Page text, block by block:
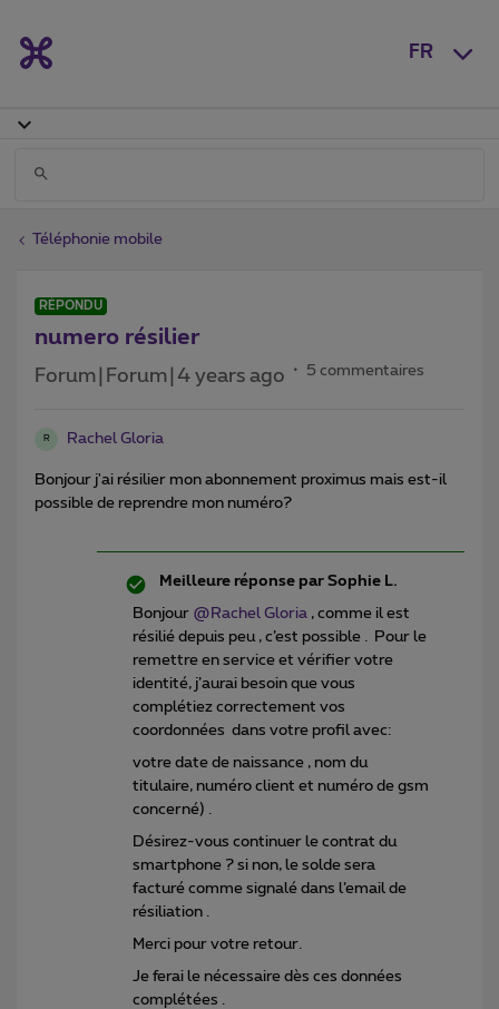
FR
Téléphonie mobile
RÉPONDU
numero résilier
Forum|Forum|4 years ago 5 commentaires
R Rachel Gloria
Bonjour j'ai résilier mon abonnement proximus mais est-il
possible de reprendre mon numéro?
Meilleure réponse par Sophie L.
Bonjour @Rachel Gloria , comme il est
résilié depuis peu , c’est possible . Pour le
remettre en service et vérifier votre
identité, j’aurai besoin que vous
complétiez correctement vos
coordonnées dans votre profil avec:
votre date de naissance , nom du
titulaire, numéro client et numéro de gsm
concerné) .
Désirez-vous continuer le contrat du
smartphone ? si non, le solde sera
facturé comme signalé dans l’email de
résiliation .
Merci pour votre retour.
Je ferai le nécessaire dès ces données
complétées .